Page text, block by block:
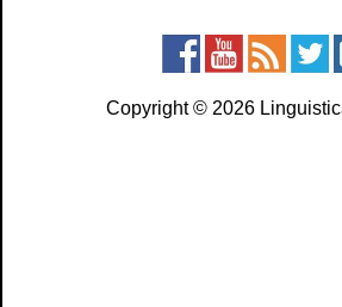
Copyright © 2026